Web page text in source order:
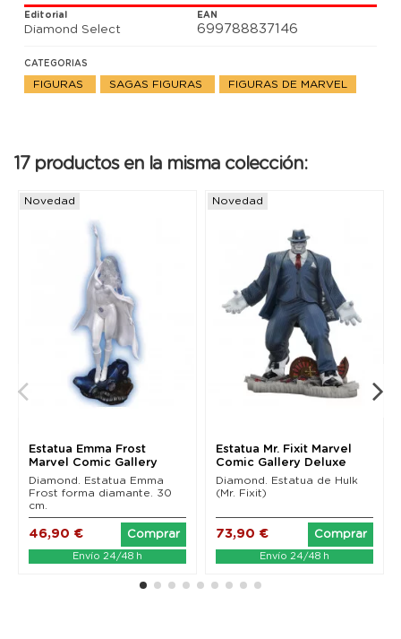
Editorial
Diamond Select
EAN
699788837146
CATEGORIAS
FIGURAS SAGAS FIGURAS FIGURAS DE MARVEL
17 productos en la misma colección:
Novedad
Estatua Emma Frost
Marvel Comic Gallery
Diamond. Estatua Emma
Frost forma diamante. 30
cm.
46,90 € Comprar
Envío 24/48 h
Novedad
Estatua Mr. Fixit Marvel
Comic Gallery Deluxe
Diamond. Estatua de Hulk
(Mr. Fixit)
73,90 € Comprar
Envío 24/48 h